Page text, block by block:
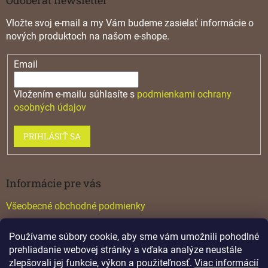
Používame súbory cookie, aby sme vám umožnili pohodlné
prehliadanie webovej stránky a vďaka analýze neustále
zlepšovali jej funkcie, výkon a použiteľnosť. Viac informácií
Vložte svoj e-mail a my Vám budeme zasielať informácie o
nových produktoch na našom e-shope.
Email
Vložením e-mailu súhlasíte s podmienkami ochrany
osobných údajov
PRIHLÁSIŤ SA
Informácie pre vás
Všeobecné obchodné podmienky
Katalógy